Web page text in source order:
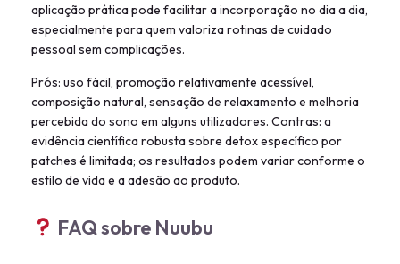
aplicação prática pode facilitar a incorporação no dia a dia,
especialmente para quem valoriza rotinas de cuidado
pessoal sem complicações.
Prós: uso fácil, promoção relativamente acessível,
composição natural, sensação de relaxamento e melhoria
percebida do sono em alguns utilizadores. Contras: a
evidência científica robusta sobre detox específico por
patches é limitada; os resultados podem variar conforme o
estilo de vida e a adesão ao produto.
FAQ sobre Nuubu